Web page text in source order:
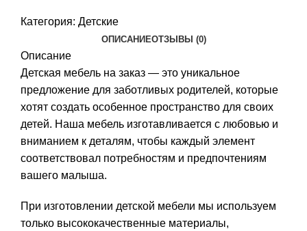
Категория: Детские
ОПИСАНИЕОТЗЫВЫ (0)
Описание
Детская мебель на заказ — это уникальное
предложение для заботливых родителей, которые
хотят создать особенное пространство для своих
детей. Наша мебель изготавливается с любовью и
вниманием к деталям, чтобы каждый элемент
соответствовал потребностям и предпочтениям
вашего малыша.
При изготовлении детской мебели мы используем
только высококачественные материалы,